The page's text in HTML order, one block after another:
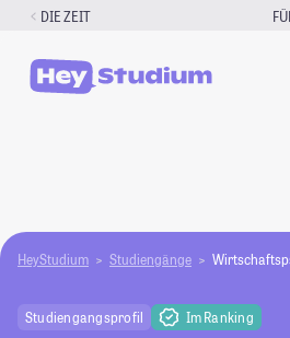
Zum
springen
DIE ZEIT
HeyStudium Studiengänge
Studiengangsprofil Im Ranking